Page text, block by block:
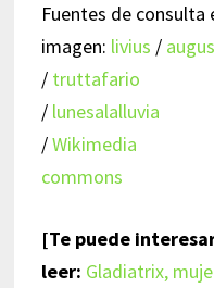
Fuentes de consulta
imagen: livius /
/ truttafario
/ lunesalalluvia
/Wikimedia
commons
[Te puede
leer: Gladiatrix,